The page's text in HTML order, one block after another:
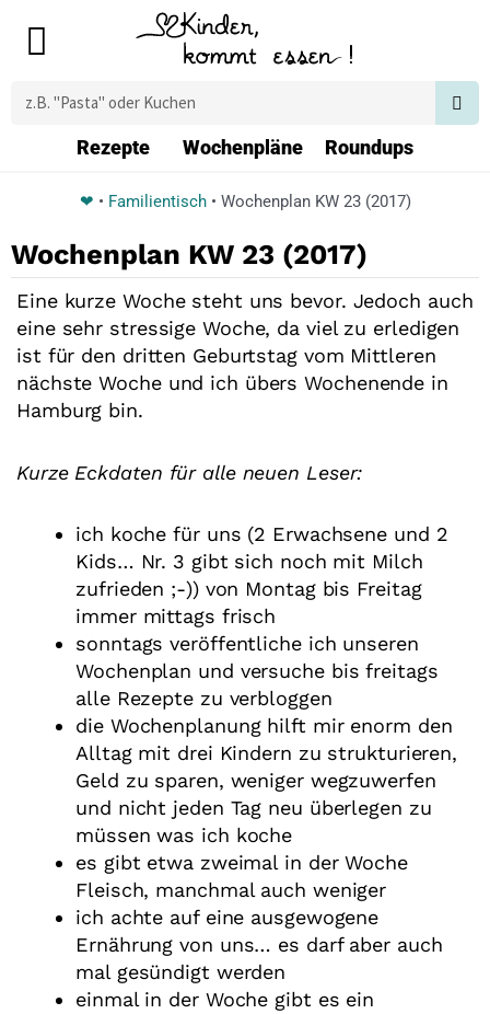
Main
Suche
Rezepte Wochenpläne Roundups
❤ • Familientisch• Wochenplan KW 23 (2017)
Wochenplan KW 23 (2017)
Eine kurze Woche steht uns bevor. Jedoch auch
eine sehr stressige Woche, da viel zu erledigen
ist für den dritten Geburtstag vom Mittleren
nächste Woche und ich übers Wochenende in
Hamburg bin.
Kurze Eckdaten für alle neuen Leser:
ich koche für uns (2 Erwachsene und 2
Kids… Nr. 3 gibt sich noch mit Milch
zufrieden ;-)) von Montag bis Freitag
immer mittags frisch
sonntags veröffentliche ich unseren
Wochenplan und versuche bis freitags
alle Rezepte zu verbloggen
die Wochenplanung hilft mir enorm den
Alltag mit drei Kindern zu strukturieren,
Geld zu sparen, weniger wegzuwerfen
und nicht jeden Tag neu überlegen zu
müssen was ich koche
es gibt etwa zweimal in der Woche
Fleisch, manchmal auch weniger
ich achte auf eine ausgewogene
Ernährung von uns… es darf aber auch
mal gesündigt werden
einmal in der Woche gibt es ein